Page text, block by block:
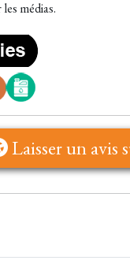
médias.
Laisser un avis